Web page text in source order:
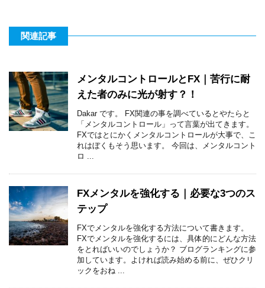
関連記事
メンタルコントロールとFX｜苦行に耐
えた者のみに光が射す？！
Dakar です。 FX関連の事を調べているとやたらと
「メンタルコントロール」って言葉が出てきます。
FXではとにかくメンタルコントロールが大事で、こ
れはぼくもそう思います。 今回は、メンタルコント
ロ ...
FXメンタルを強化する｜必要な3つのス
テップ
FXでメンタルを強化する方法について書きます。
FXでメンタルを強化するには、具体的にどんな方法
をとればいいのでしょうか？ ブログランキングに参
加しています。よければ読み始める前に、ぜひクリ
ックをおね ...